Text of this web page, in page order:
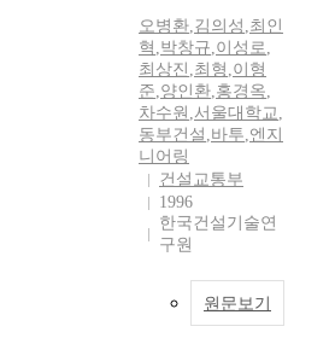
오병환,김의성 ,최인
혁 ,박창규,이성로,
최상진 ,최형 ,이형
준,양인환,홍경옥,
차수원 ,서울대학교,
동부건설 ,바투,엔지
니어링
건설교통부
1996
한국건설기술연
구원
원문보기